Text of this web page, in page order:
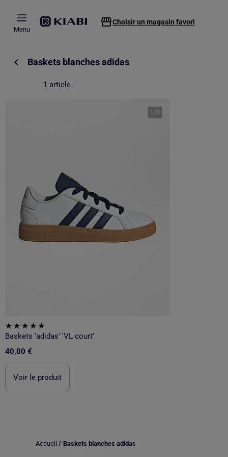
Menu
Choisir un magasin favori
Baskets blanches adidas
1 article
1 / 5
Baskets 'adidas' 'VL court'
40,00 €
Voir le produit
Accueil / Baskets blanches adidas